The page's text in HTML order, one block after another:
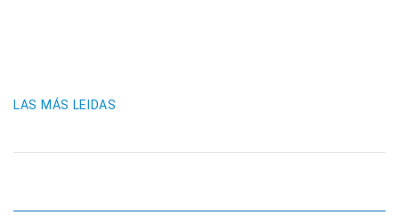
LAS MÁS LEIDAS